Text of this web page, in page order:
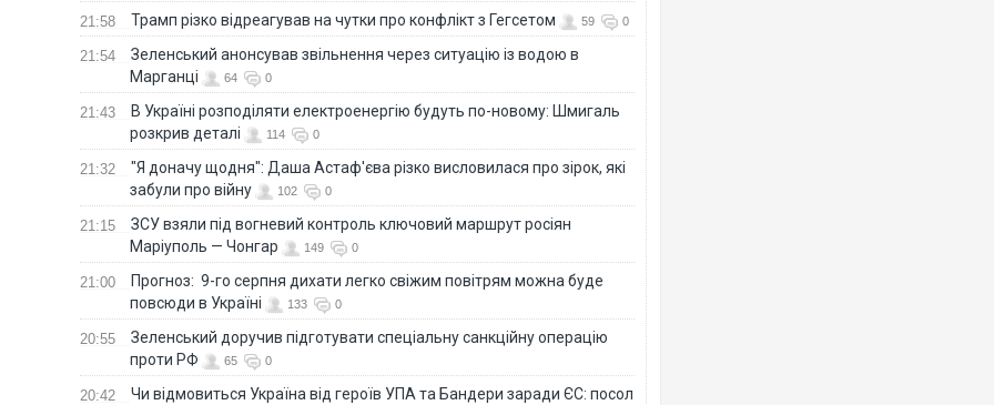
21:58 Трамп різко відреагував на чутки про конфлікт з Гегсетом 59 0
21:54
Зеленський анонсував звільнення через ситуацію із водою в
Марганці
64 0
21:43
В Україні розподіляти електроенергію будуть по-новому: Шмигаль
розкрив деталі
114 0
21:32
"Я доначу щодня": Даша Астаф'єва різко висловилася про зірок, які
забули про війну
102 0
21:15
ЗСУ взяли під вогневий контроль ключовий маршрут росіян
Маріуполь — Чонгар
149 0
21:00
Прогноз: 9-го серпня дихати легко свіжим повітрям можна буде
повсюди в Україні
133 0
20:55
Зеленський доручив підготувати спеціальну санкційну операцію
проти РФ
65 0
20:42
Чи відмовиться Україна від героїв УПА та Бандери заради ЄС: посол